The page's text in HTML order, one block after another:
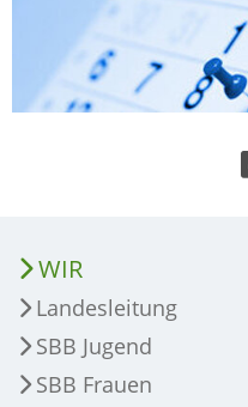
WIR
Landesleitung
SBB Jugend
SBB Frauen